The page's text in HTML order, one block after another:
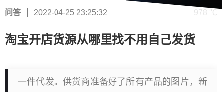
问答 2022-04-25 23:25:32 978 ℃
淘宝开店货源从哪里找不用自己发货
一件代发。供货商准备好了所有产品的图片，新